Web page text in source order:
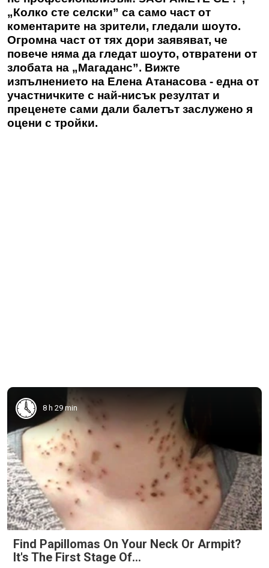
„Колко сте селски” са само част от
коментарите на зрители, гледали шоуто.
Огромна част от тях дори заявяват, че
повече няма да гледат шоуто, отвратени от
злобата на „Магаданс”. Вижте
изпълнението на Елена Атанасова - една от
участничките с най-нисък резултат и
преценете сами дали балетът заслужено я
оцени с тройки.
8 h 29 min
Find Papillomas On Your Neck Or Armpit?
It's The First Stage Of...